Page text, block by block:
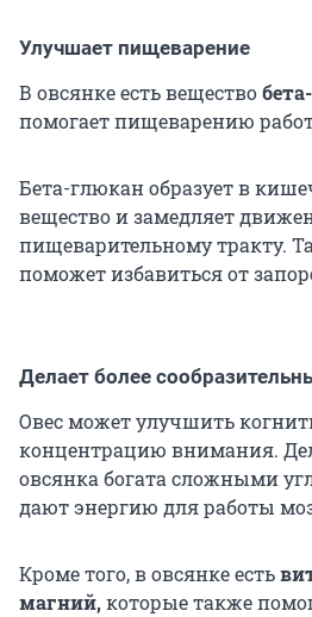
Улучшает пищеварение
В овсянке есть вещество
помогает пищеварению
Бета-глюкан образует в
вещество и замедляет
пищеварительному тракту.
поможет избавиться от
Делает более
Овес может улучшить
концентрацию внимания.
овсянка богата сложными
дают энергию для работы
Кроме того, в овсянке есть
магний,которые также